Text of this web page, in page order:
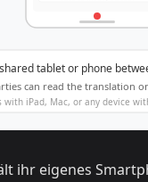
ihr eigenes